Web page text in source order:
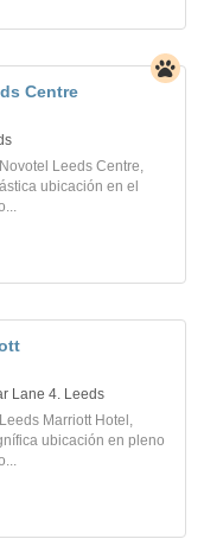
Centre
Leeds Centre,
ubicación en el
Lane 4. Leeds
Marriott Hotel,
ubicación en pleno